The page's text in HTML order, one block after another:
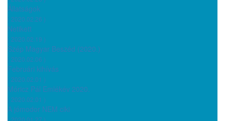
Állatságok
( 2020.02.26 )
Netikett
( 2020.02.19 )
Szép Magyar Beszéd (2020.)
( 2020.02.06 )
Februári kihívás
( 2020.02.01 )
Móricz Pál Emlékév 2020.
( 2020.02.01 )
A jómodor NEM ciki
( 2020.01.27 )